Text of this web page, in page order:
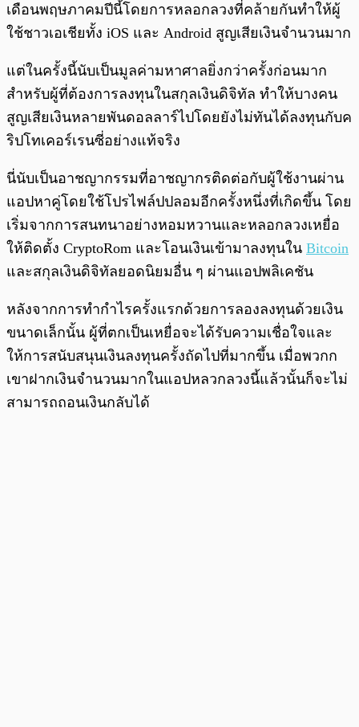
เดือนพฤษภาคมปีนี้โดยการหลอกลวงที่คล้ายกันทำให้ผู้
ใช้ชาวเอเชียทั้ง iOS และ Android สูญเสียเงินจำนวนมาก
แต่ในครั้งนี้นับเป็นมูลค่ามหาศาลยิ่งกว่าครั้งก่อนมาก
สำหรับผู้ที่ต้องการลงทุนในสกุลเงินดิจิทัล ทำให้บางคน
สูญเสียเงินหลายพันดอลลาร์ไปโดยยังไม่ทันได้ลงทุนกับค
ริปโทเคอร์เรนซี่อย่างแท้จริง
นี่นับเป็นอาชญากรรมที่อาชญากรติดต่อกับผู้ใช้งานผ่าน
แอปหาคู่โดยใช้โปรไฟล์ปปลอมอีกครั้งหนึ่งที่เกิดขึ้น โดย
เริ่มจากการสนทนาอย่างหอมหวานและหลอกลวงเหยื่อ
ให้ติดตั้ง CryptoRom และโอนเงินเข้ามาลงทุนใน Bitcoin
และสกุลเงินดิจิทัลยอดนิยมอื่น ๆ ผ่านแอปพลิเคชัน
หลังจากการทำกำไรครั้งแรกด้วยการลองลงทุนด้วยเงิน
ขนาดเล็กนั้น ผู้ที่ตกเป็นเหยื่อจะได้รับความเชื่อใจและ
ให้การสนับสนุนเงินลงทุนครั้งถัดไปที่มากขึ้น เมื่อพวกก
เขาฝากเงินจำนวนมากในแอปหลวกลวงนี้แล้วนั้นก็จะไม่
สามารถถอนเงินกลับได้